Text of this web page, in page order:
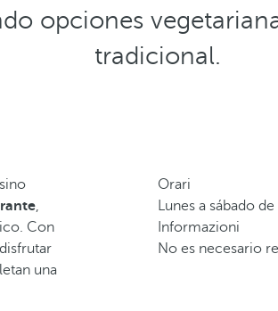
opciones
tradicional.
,
Con
una
Orari
Lunes a sábado
Informazioni
No es necesario